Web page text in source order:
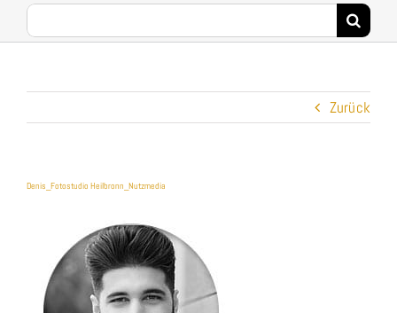
Suche
nach:
Zurück
Denis_Fotostudio Heilbronn_Nutzmedia